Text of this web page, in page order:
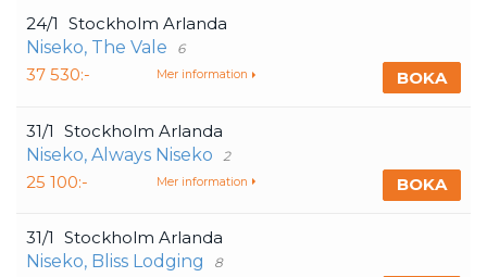
24/1 Stockholm Arlanda
Niseko, The Vale
6
37 530:- BOKA
Mer information
31/1 Stockholm Arlanda
Niseko, Always Niseko
2
25 100:- BOKA
Mer information
31/1 Stockholm Arlanda
Niseko, Bliss Lodging
8